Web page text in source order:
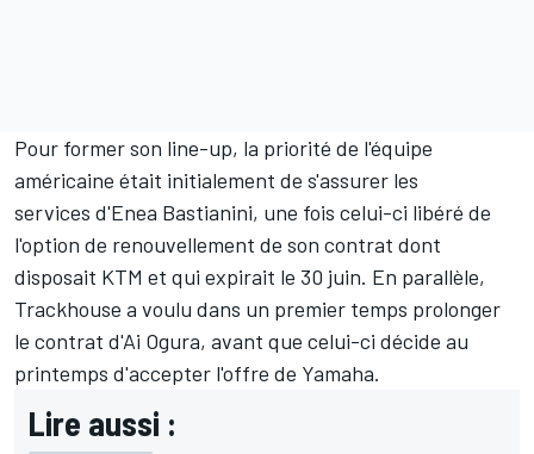
Pour former son line-up, la priorité de l'équipe
américaine était initialement de s'assurer les
services d'Enea Bastianini, une fois celui-ci libéré de
l'option de renouvellement de son contrat dont
disposait KTM et qui expirait le 30 juin. En parallèle,
Trackhouse a voulu dans un premier temps prolonger
le contrat d'Ai Ogura, avant que celui-ci décide au
printemps d'accepter l'offre de Yamaha.
Lire aussi :